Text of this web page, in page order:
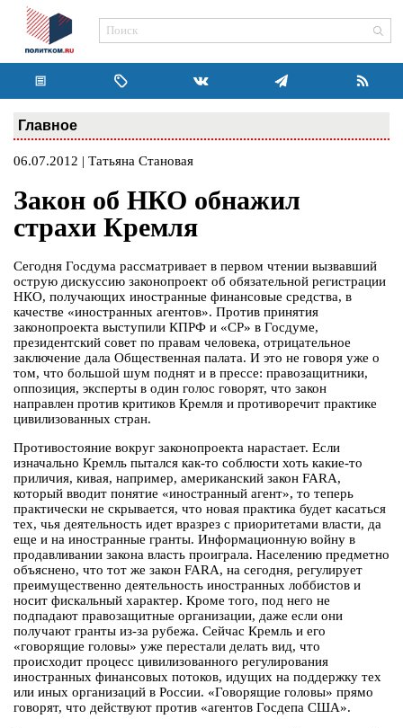
Главное
06.07.2012 | Татьяна Становая
Закон об НКО обнажил
страхи Кремля
Сегодня Госдума рассматривает в первом чтении вызвавший
острую дискуссию законопроект об обязательной регистрации
НКО, получающих иностранные финансовые средства, в
качестве «иностранных агентов». Против принятия
законопроекта выступили КПРФ и «СР» в Госдуме,
президентский совет по правам человека, отрицательное
заключение дала Общественная палата. И это не говоря уже о
том, что большой шум поднят и в прессе: правозащитники,
оппозиция, эксперты в один голос говорят, что закон
направлен против критиков Кремля и противоречит практике
цивилизованных стран.
Противостояние вокруг законопроекта нарастает. Если
изначально Кремль пытался как-то соблюсти хоть какие-то
приличия, кивая, например, американский закон FARA,
который вводит понятие «иностранный агент», то теперь
практически не скрывается, что новая практика будет касаться
тех, чья деятельность идет вразрез с приоритетами власти, да
еще и на иностранные гранты. Информационную войну в
продавливании закона власть проиграла. Населению предметно
объяснено, что тот же закон FARA, на сегодня, регулирует
преимущественно деятельность иностранных лоббистов и
носит фискальный характер. Кроме того, под него не
подпадают правозащитные организации, даже если они
получают гранты из-за рубежа. Сейчас Кремль и его
«говорящие головы» уже перестали делать вид, что
происходит процесс цивилизованного регулирования
иностранных финансовых потоков, идущих на поддержку тех
или иных организаций в России. «Говорящие головы» прямо
говорят, что действуют против «агентов Госдепа США».